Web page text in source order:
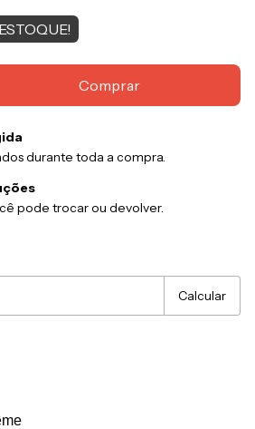
durante toda a compra.
pode trocar ou devolver.
Calcular